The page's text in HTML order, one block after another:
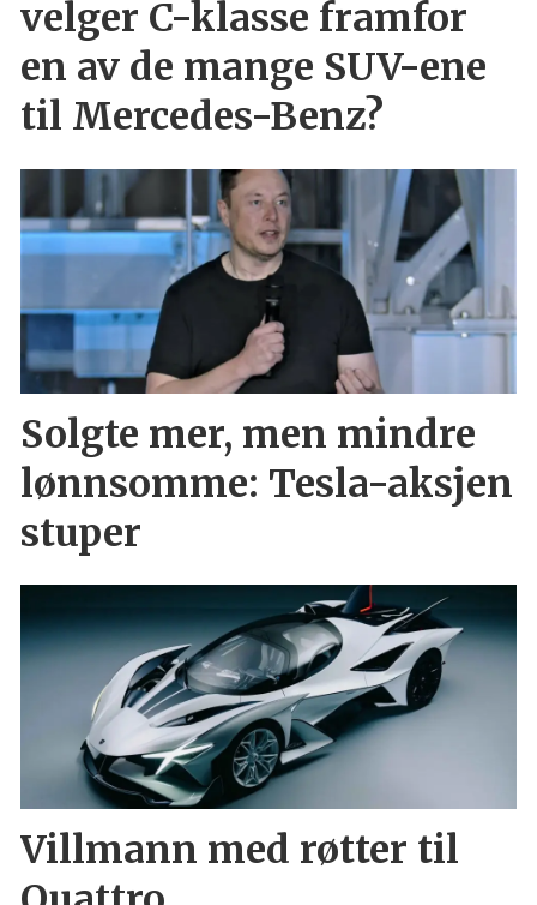
velger C-klasse framfor
en av de mange SUV-ene
til Mercedes-Benz?
Solgte mer, men mindre
lønnsomme: Tesla-aksjen
stuper
Villmann med røtter til